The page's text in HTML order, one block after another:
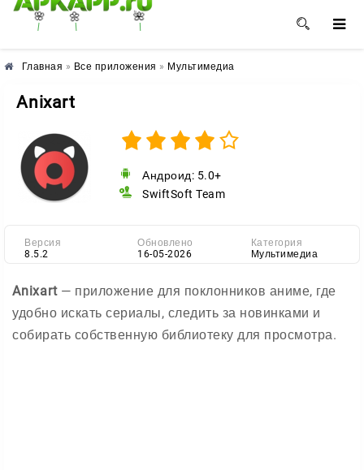
🌸 🌼 🌺
Главная » Все приложения » Мультимедиа
Anixart
Андроид: 5.0+
SwiftSoft Team
Версия
8.5.2
Обновлено
16-05-2026
Категория
Мультимедиа
Anixart— приложение для поклонников аниме, где
удобно искать сериалы, следить за новинками и
собирать собственную библиотеку для просмотра.